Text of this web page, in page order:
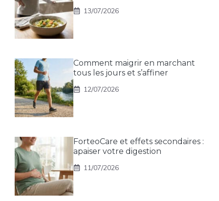
13/07/2026
Comment maigrir en marchant
tous les jours et s’affiner
12/07/2026
ForteoCare et effets secondaires :
apaiser votre digestion
11/07/2026